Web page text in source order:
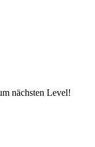
nächsten Level!